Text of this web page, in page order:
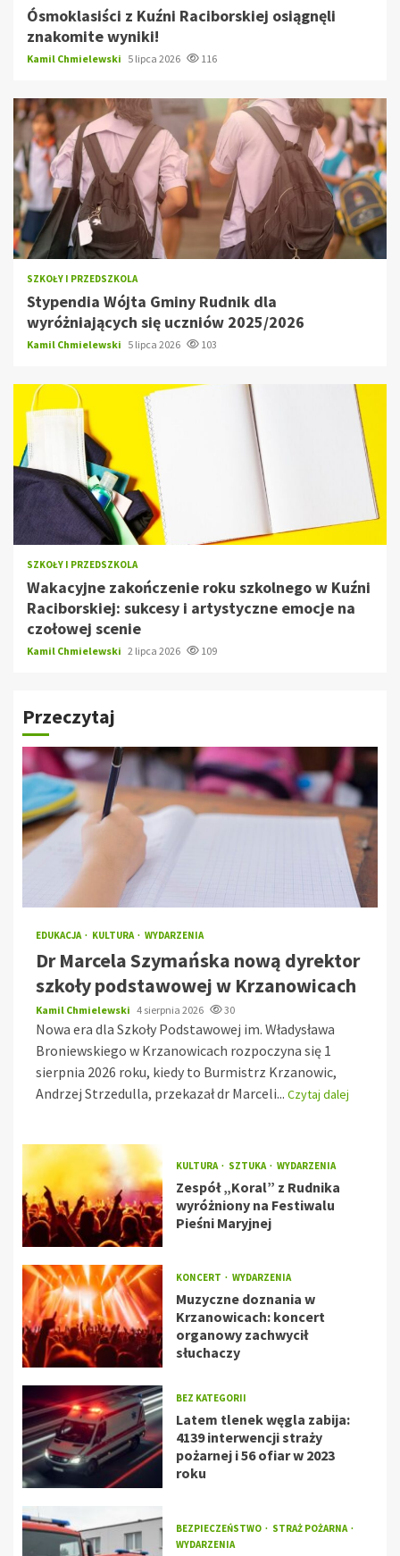
Ósmoklasiści z Kuźni Raciborskiej osiągnęli
znakomite wyniki!
Kamil Chmielewski 5 lipca 2026 116
SZKOŁY I PRZEDSZKOLA
Stypendia Wójta Gminy Rudnik dla
wyróżniających się uczniów 2025/2026
Kamil Chmielewski 5 lipca 2026 103
SZKOŁY I PRZEDSZKOLA
Wakacyjne zakończenie roku szkolnego w Kuźni
Raciborskiej: sukcesy i artystyczne emocje na
czołowej scenie
Kamil Chmielewski 2 lipca 2026 109
Przeczytaj
EDUKACJA KULTURA WYDARZENIA
Dr Marcela Szymańska nową dyrektor
szkoły podstawowej w Krzanowicach
Kamil Chmielewski 4 sierpnia 2026 30
Nowa era dla Szkoły Podstawowej im. Władysława
Broniewskiego w Krzanowicach rozpoczyna się 1
sierpnia 2026 roku, kiedy to Burmistrz Krzanowic,
Andrzej Strzedulla, przekazał dr Marceli... Czytaj dalej
KULTURA SZTUKA WYDARZENIA
Zespół „Koral” z Rudnika
wyróżniony na Festiwalu
Pieśni Maryjnej
KONCERT WYDARZENIA
Muzyczne doznania w
Krzanowicach: koncert
organowy zachwycił
słuchaczy
BEZ KATEGORII
Latem tlenek węgla zabija:
4139 interwencji straży
pożarnej i 56 ofiar w 2023
roku
BEZPIECZEŃSTWO
STRAŻ POŻARNA
WYDARZENIA